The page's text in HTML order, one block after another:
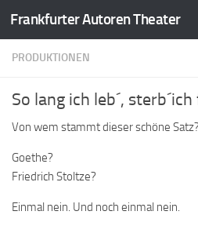
Zum Inhalt springen
Frankfurter Autoren Theater
PRODUKTIONEN
So lang ich leb´,
Von wem stammt dieser schöne
Goethe?
Friedrich Stoltze?
Einmal nein. Und noch einmal nein.